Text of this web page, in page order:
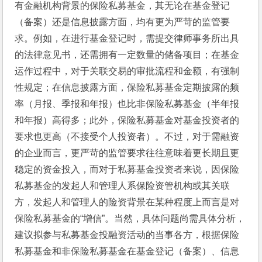
有金融机构背景的保险私募基金，其无论在基金登记
（备案）还是信息披露方面，均有更为严苛的监管要
求。例如，在进行基金登记时，需提交律师事务所出具
的法律意见书，还需拥有一定数量的储备项目；在基金
运作过程中，对于关联交易的审批流程和金额，有强制
性规定；在信息披露方面，保险私募基金定期披露的频
率（月报、季报和年报）也比非保险私募基金（半年报
和年报）高得多；此外，保险私募基金对基金投资者的
要求也更高（不接受个人投资者）。不过，对于需融资
的企业而言，更严苛的监管要求往往意味着更长期且更
稳定的资金投入，而对于私募基金投资者来说，因保险
私募基金的发起人和管理人系保险资管机构或其关联
方，发起人和管理人的险资背景在某种程度上而言是对
保险私募基金的“增信”。当然，具体问题尚需具体分析，
建议拟参与私募基金投融资活动的当事各方，根据保险
私募基金和非保险私募基金在基金登记（备案）、信息